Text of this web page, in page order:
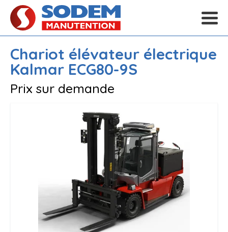
Chariot élévateur électrique
Kalmar ECG80-9S
Prix sur demande